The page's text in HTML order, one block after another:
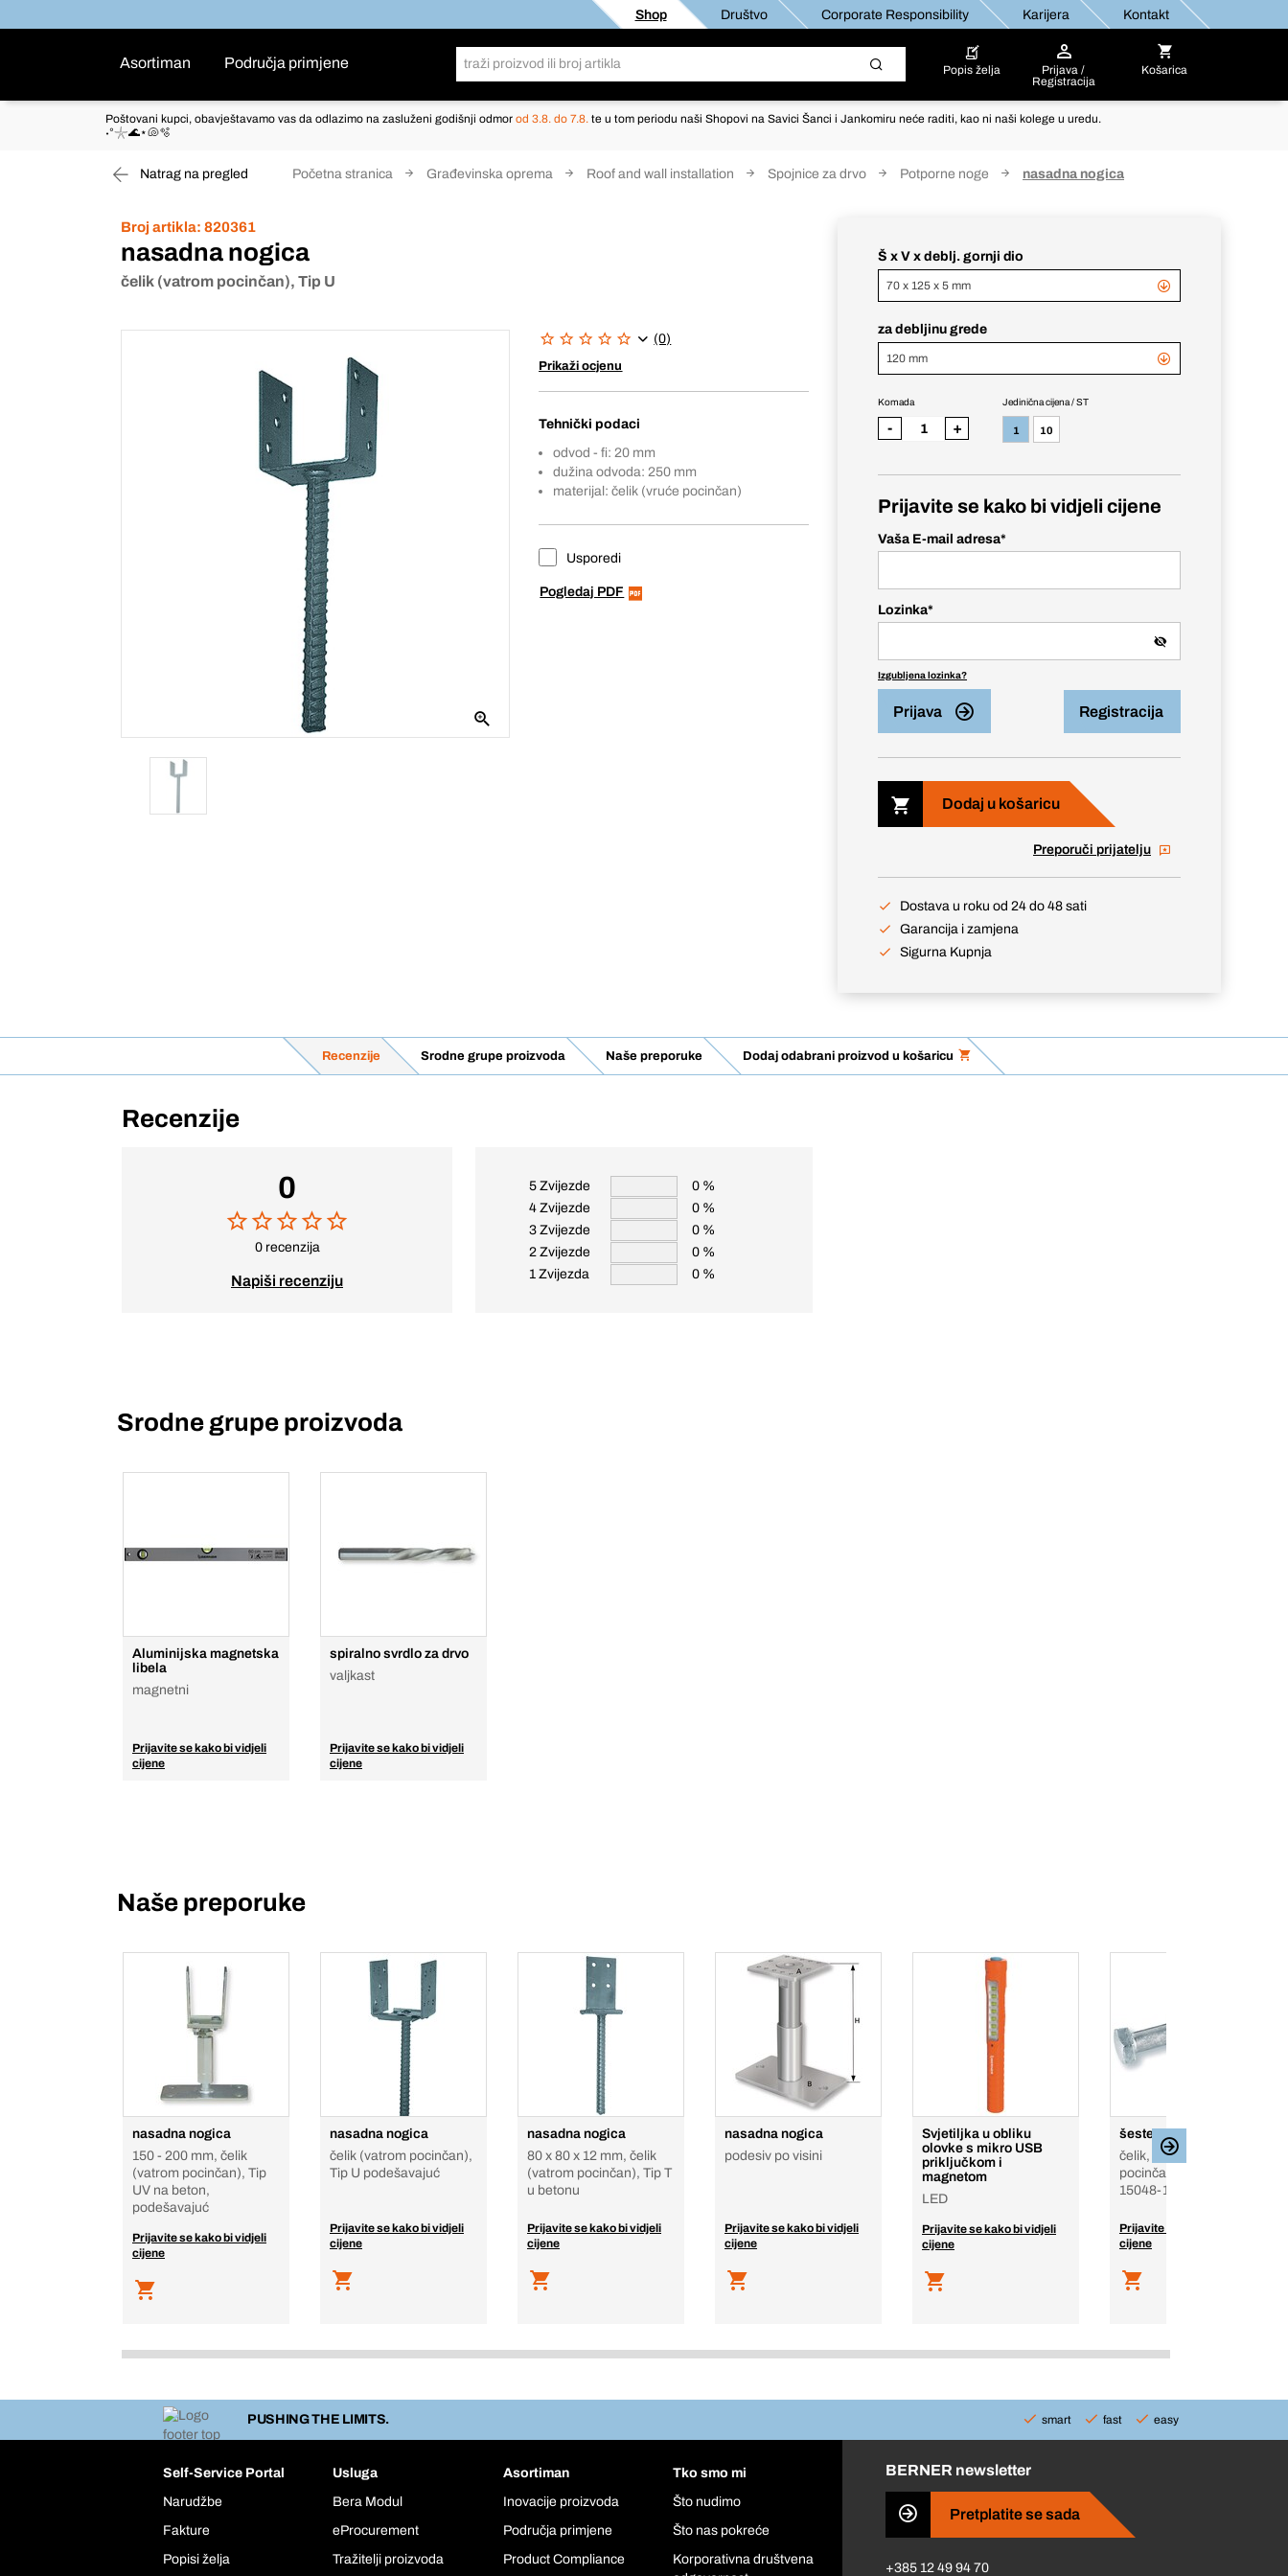
Shop Društvo Corporate Responsibility Karijera Kontakt
Asortiman Područja primjene Popis želja
Prijava /
Registracija
Košarica
Poštovani kupci, obavještavamo vas da odlazimo na zasluženi godišnji odmor od 3.8. do 7.8. te u tom periodu naši Shopovi na Savici Šanci i Jankomiru neće raditi, kao ni naši kolege u uredu.
˖°𓇼🌊⋆🐚🫧
Natrag na pregled Početna stranica Građevinska oprema Roof and wall installation Spojnice za drvo Potporne noge nasadna nogica
Broj artikla: 820361
nasadna nogica
čelik (vatrom pocinčan), Tip U
(0)
Prikaži ocjenu
Tehnički podaci
odvod - fi: 20 mm
dužina odvoda: 250 mm
materijal: čelik (vruće pocinčan)
Usporedi
Pogledaj PDF
Š x V x deblj. gornji dio
70 x 125 x 5 mm
za debljinu grede
120 mm
Jedinična cijena / ST
1 10
Komada
- +
Prijavite se kako bi vidjeli cijene
Vaša E-mail adresa*
Lozinka*
Izgubljena lozinka?
Prijava Registracija
Dodaj u košaricu
Preporuči prijatelju
Dostava u roku od 24 do 48 sati
Garancija i zamjena
Sigurna Kupnja
Recenzije Srodne grupe proizvoda Naše preporuke Dodaj odabrani proizvod u košaricu
Recenzije
0
0 recenzija
Napiši recenziju
5 Zvijezde
0 %
4 Zvijezde
0 %
3 Zvijezde
0 %
2 Zvijezde
0 %
1 Zvijezda
0 %
Srodne grupe proizvoda
Aluminijska magnetska
libela
magnetni
Prijavite se kako bi vidjeli
cijene
spiralno svrdlo za drvo
valjkast
Prijavite se kako bi vidjeli
cijene
Naše preporuke
nasadna nogica
150 - 200 mm, čelik
(vatrom pocinčan), Tip
UV na beton,
podešavajuć
Prijavite se kako bi vidjeli
cijene
nasadna nogica
čelik (vatrom pocinčan),
Tip U podešavajuć
Prijavite se kako bi vidjeli
cijene
nasadna nogica
80 x 80 x 12 mm, čelik
(vatrom pocinčan), Tip T
u betonu
Prijavite se kako bi vidjeli
cijene
nasadna nogica
podesiv po visini
Prijavite se kako bi vidjeli
cijene
Svjetiljka u obliku
olovke s mikro USB
priključkom i
magnetom
LED
Prijavite se kako bi vidjeli
cijene
šesterokutni vijak
čelik, 4.6, vatreno
pocinčan, DIN EN
15048-1
Prijavite se kako bi vidjeli
cijene
PUSHING THE LIMITS. smart fast easy
Self-Service Portal
Narudžbe
Fakture
Popisi želja
Usluga
Bera Modul
eProcurement
Tražitelji proizvoda
Asortiman
Inovacije proizvoda
Područja primjene
Product Compliance
Tko smo mi
Što nudimo
Što nas pokreće
Korporativna društvena
BERNER newsletter
Pretplatite se sada
+385 12 49 94 70